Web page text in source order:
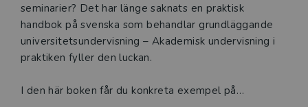
seminarier? Det har länge saknats en praktisk
handbok på svenska som behandlar grundläggande
universitetsundervisning – Akademisk undervisning i
praktiken fyller den luckan.
I den här boken får du konkreta exempel på